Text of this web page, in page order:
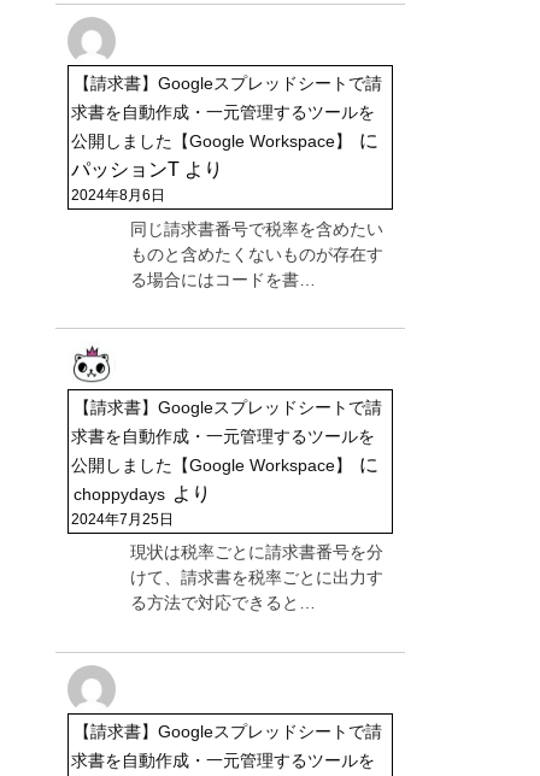
【請求書】Googleスプレッドシートで請
求書を自動作成・一元管理するツールを
公開しました【Google Workspace】
に
パッションT より
2024年8月6日
同じ請求書番号で税率を含めたい
ものと含めたくないものが存在す
る場合にはコードを書…
【請求書】Googleスプレッドシートで請
求書を自動作成・一元管理するツールを
公開しました【Google Workspace】
に
choppydays より
2024年7月25日
現状は税率ごとに請求書番号を分
けて、請求書を税率ごとに出力す
る方法で対応できると…
【請求書】Googleスプレッドシートで請
求書を自動作成・一元管理するツールを